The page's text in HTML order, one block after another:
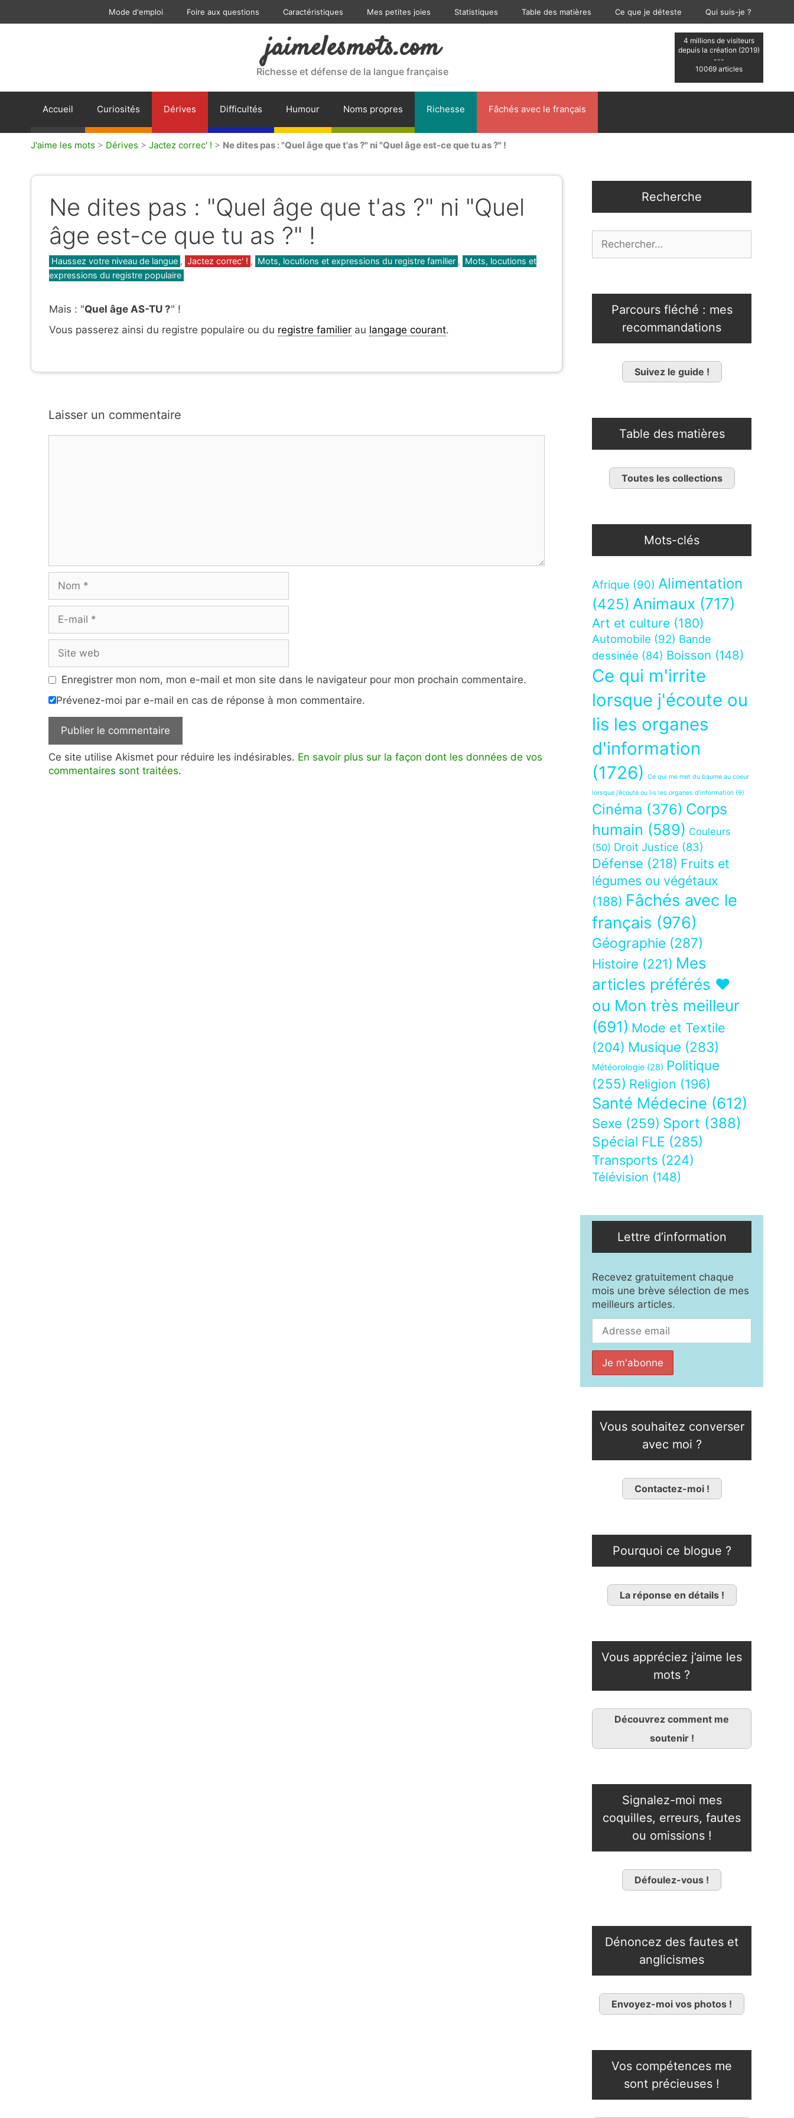
Mode d'emploi Foire aux questions Caractéristiques Mes petites joies Statistiques Table des matières Ce que je déteste Qui suis-je ?
4 millions de visiteurs
depuis la création (2019)
---
10069 articles
jaimelesmots.com
Richesse et défense de la langue française
Accueil Curiosités Dérives Difficultés Humour Noms propres Richesse Fâchés avec le français
J'aime les mots > Dérives > Jactez correc' ! > Ne dites pas : "Quel âge que t'as ?" ni "Quel âge est-ce que tu as ?" !
Ne dites pas : "Quel âge que t'as ?" ni "Quel
âge est-ce que tu as ?" !
Catégories
Haussez votre niveau de langue , Jactez correc' ! , Mots, locutions et expressions du registre familier , Mots, locutions et
expressions du registre populaire
Mais : "Quel âge AS-TU ?" !
Vous passerez ainsi du registre populaire ou du registre familier au langage courant.
Laisser un commentaire
mail
web
Enregistrer mon nom, mon e-mail et mon site dans le navigateur pour mon prochain commentaire.
Prévenez-moi par e-mail en cas de réponse à mon commentaire.
Ce site utilise Akismet pour réduire les indésirables. En savoir plus sur la façon dont les données de vos
commentaires sont traitées.
Recherche
Parcours fléché : mes
recommandations
Suivez le guide !
Table des matières
Toutes les collections
Mots-clés
Afrique (90) Alimentation
(425) Animaux (717)
Art et culture (180)
Automobile (92) Bande
dessinée (84) Boisson (148)
Ce qui m'irrite
lorsque j'écoute ou
lis les organes
d'information
(1726)
Ce qui me met du baume au coeur
lorsque j’écoute ou lis les organes d’information (9)
Cinéma (376) Corps
humain (589) Couleurs
(50) Droit Justice (83)
Défense (218) Fruits et
légumes ou végétaux
(188) Fâchés avec le
français (976)
Géographie (287)
Histoire (221) Mes
articles préférés ❤
ou Mon très meilleur
(691) Mode et Textile
(204) Musique (283)
Météorologie (28) Politique
(255) Religion (196)
Santé Médecine (612)
Sexe (259) Sport (388)
Spécial FLE (285)
Transports (224)
Télévision (148)
Lettre d’information
Recevez gratuitement chaque
mois une brève sélection de mes
meilleurs articles.
Vous souhaitez converser
avec moi ?
Contactez-moi !
Pourquoi ce blogue ?
La réponse en détails !
Vous appréciez j’aime les
mots ?
Découvrez comment me
soutenir !
Signalez-moi mes
coquilles, erreurs, fautes
ou omissions !
Défoulez-vous !
Dénoncez des fautes et
anglicismes
Envoyez-moi vos photos !
Vos compétences me
sont précieuses !